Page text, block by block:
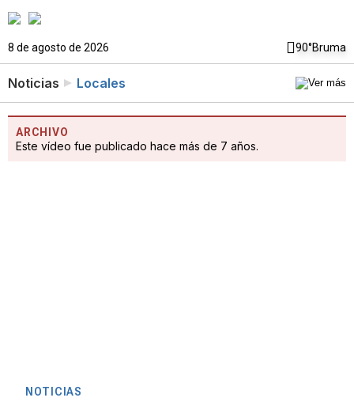
8 de agosto de 2026 90°Bruma
Noticias Locales
ARCHIVO
Este vídeo fue publicado hace más de 7 años.
NOTICIAS